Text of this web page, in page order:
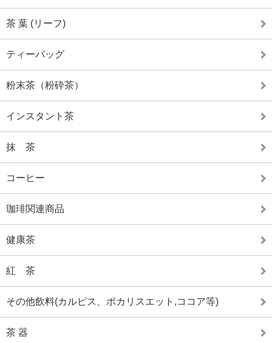
茶 葉 (リーフ)
ティーバッグ
粉末茶（粉砕茶）
インスタント茶
抹 茶
コーヒー
珈琲関連商品
健康茶
紅 茶
その他飲料(カルピス、ポカリスエット,ココア等)
茶 器